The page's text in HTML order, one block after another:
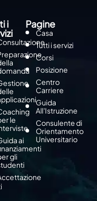
i
le
ai
gli
Pagine
Casa
Tutti i servizi
Corsi
Posizione
Centro
Carriere
Guida
All'Istruzione
Consulente di
Orientamento
Universitario